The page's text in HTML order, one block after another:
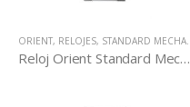
ORIENT, RELOJES, STANDARD MECHANICAL
Reloj Orient Standard Mechanical AC05001B